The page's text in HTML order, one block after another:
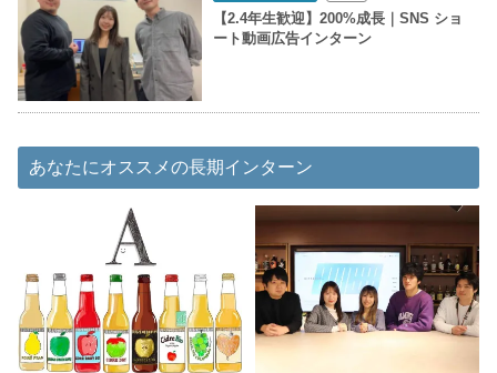
【2.4年生歓迎】200%成長｜SNS ショ
ート動画広告インターン
あなたにオススメの長期インターン